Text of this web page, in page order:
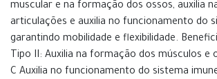
muscular e na formação dos ossos, auxilia
articulações e auxilia no funcionamento do
garantindo mobilidade e flexibilidade.
Tipo II: Auxilia na formação dos músculos e
C Auxilia no funcionamento do sistema